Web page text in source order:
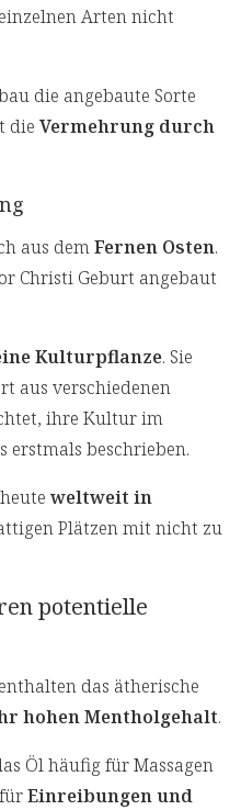
Arten nicht
die angebaute Sorte
die Vermehrung durch
aus demFernen Osten.
Christi Geburt angebaut
Kulturpflanze. Sie
aus verschiedenen
ihre Kultur im
erstmals beschrieben.
weltweit in
Plätzen mit nicht zu
potentielle
das ätherische
hohen Mentholgehalt.
Öl häufig für Massagen
Einreibungen und